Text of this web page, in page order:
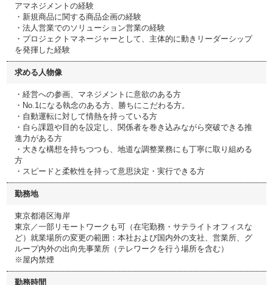
アマネジメントの経験
・新規商品に関する商品企画の経験
・法人営業でのソリューション営業の経験
・プロジェクトマネージャーとして、主体的に動きリーダーシップ
を発揮した経験
求める人物像
・経営への参画、マネジメントに意欲のある方
・No.1になる執念のある方、勝ちにこだわる方。
・自動運転に対して情熱を持っている方
・自ら課題や目的を設定し、関係者を巻き込みながら突破できる推
進力がある方
・大きな構想を持ちつつも、地道な調整業務にも丁寧に取り組める
方
・スピードと柔軟性を持って意思決定・実行できる方
勤務地
東京都港区海岸
東京／一部リモートワークも可（在宅勤務・サテライトオフィスな
ど）就業場所の変更の範囲：本社および国内外の支社、営業所、グ
ループ内外の出向先事業所（テレワークを行う場所を含む）
※屋内禁煙
勤務時間